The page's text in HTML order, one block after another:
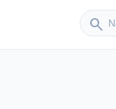
search
Sender